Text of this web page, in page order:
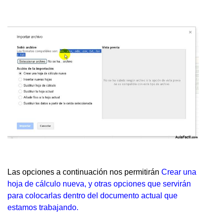
Las opciones a continuación nos permitirán Crear una
hoja de cálculo nueva, y otras opciones que servirán
para colocarlas dentro del documento actual que
estamos trabajando.